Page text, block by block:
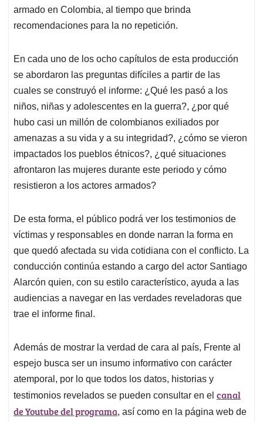
armado en Colombia, al tiempo que brinda
recomendaciones para la no repetición.
En cada uno de los ocho capítulos de esta producción
se abordaron las preguntas difíciles a partir de las
cuales se construyó el informe: ¿Qué les pasó a los
niños, niñas y adolescentes en la guerra?, ¿por qué
hubo casi un millón de colombianos exiliados por
amenazas a su vida y a su integridad?, ¿cómo se vieron
impactados los pueblos étnicos?, ¿qué situaciones
afrontaron las mujeres durante este periodo y cómo
resistieron a los actores armados?
De esta forma, el público podrá ver los testimonios de
víctimas y responsables en donde narran la forma en
que quedó afectada su vida cotidiana con el conflicto. La
conducción continúa estando a cargo del actor Santiago
Alarcón quien, con su estilo característico, ayuda a las
audiencias a navegar en las verdades reveladoras que
trae el informe final.
Además de mostrar la verdad de cara al país, Frente al
espejo busca ser un insumo informativo con carácter
atemporal, por lo que todos los datos, historias y
testimonios revelados se pueden consultar en el canal
de Youtube del programa, así como en la página web de